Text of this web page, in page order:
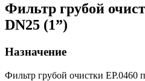
Фильтр грубой
DN25 (1”)
Назначение
Фильтр грубой очистки EP.0460